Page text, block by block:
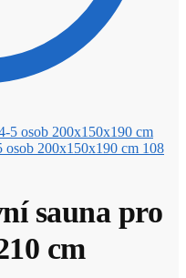
200x150x190 cm 108
sauna pro
cm